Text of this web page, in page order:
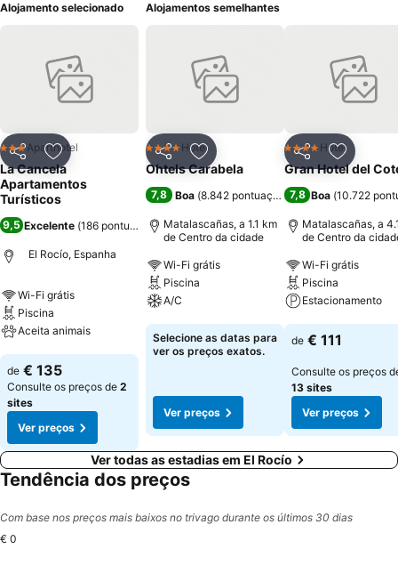
Alojamento selecionado
PartilharAdicionar aos favoritos
3 EstrelasAparthotel
La Cancela
Apartamentos
Turísticos
9,5 Excelente (186 pontuações
El Rocío, Espanha
Wi-Fi grátis
Piscina
Aceita animais
Ver preços
de € 135
Consulte os preços de 2
sites
Ver preços
Alojamentos semelhantes
PartilharAdicionar aos favoritos
4 EstrelasHotel
Ohtels Carabela
7,8 Boa (8.842 pontuações)
Matalascañas, a 1.1 km
de Centro da cidade
Wi-Fi grátis
Piscina
A/C
Ver preços
Selecione as datas para
ver os preços exatos.
Ver preços
Partilhar
4 EstrelasHotel
Gran Hotel del
7,8 Boa (10.722
Matalascañas, a
de Centro da
Wi-Fi grátis
Piscina
Estacionamento
Ver preços
de € 111
Consulte os preços
13 sites
Ver preços
Ver todas as estadias em El Rocío
Tendência dos preços
Com base nos preços mais baixos no trivago durante os últimos 30 dias
€ 0